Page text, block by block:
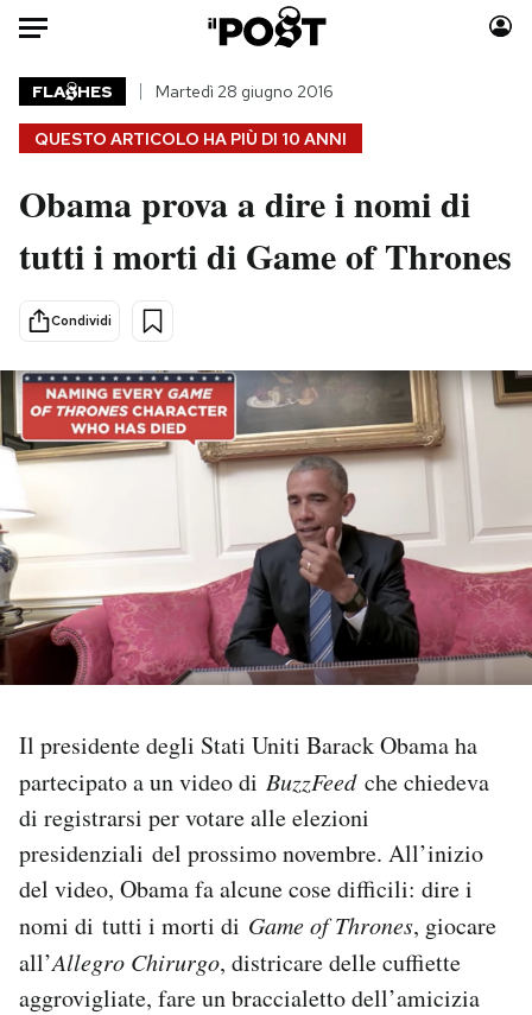
Auto
HOME
Italia
Politica
Tecnologia
Internet
Scienza
Cultura
Economia
Moda
Consumismi
Media
Europa
Altrecose
Mondiali calcio 2026
NEWSLETTER
I MIEI PREFERITI
SHOP
CALENDARIO
AREA PERSONALE
QUESTO ARTICOLO HA PIÙ DI 10 ANNI
FLA HES Martedì 28 giugno 2016
Obama prova a dire i nomi di
tutti i morti di Game of Thrones
Condividi
Il presidente degli Stati Uniti Barack Obama ha
partecipato a un video di BuzzFeedche chiedeva
di registrarsi per votare alle elezioni
presidenziali del prossimo novembre. All’inizio
del video, Obama fa alcune cose difficili: dire i
nomi di tutti i morti di Game of Thrones, giocare
all’Allegro Chirurgo, districare delle cuffiette
aggrovigliate, fare un braccialetto dell’amicizia